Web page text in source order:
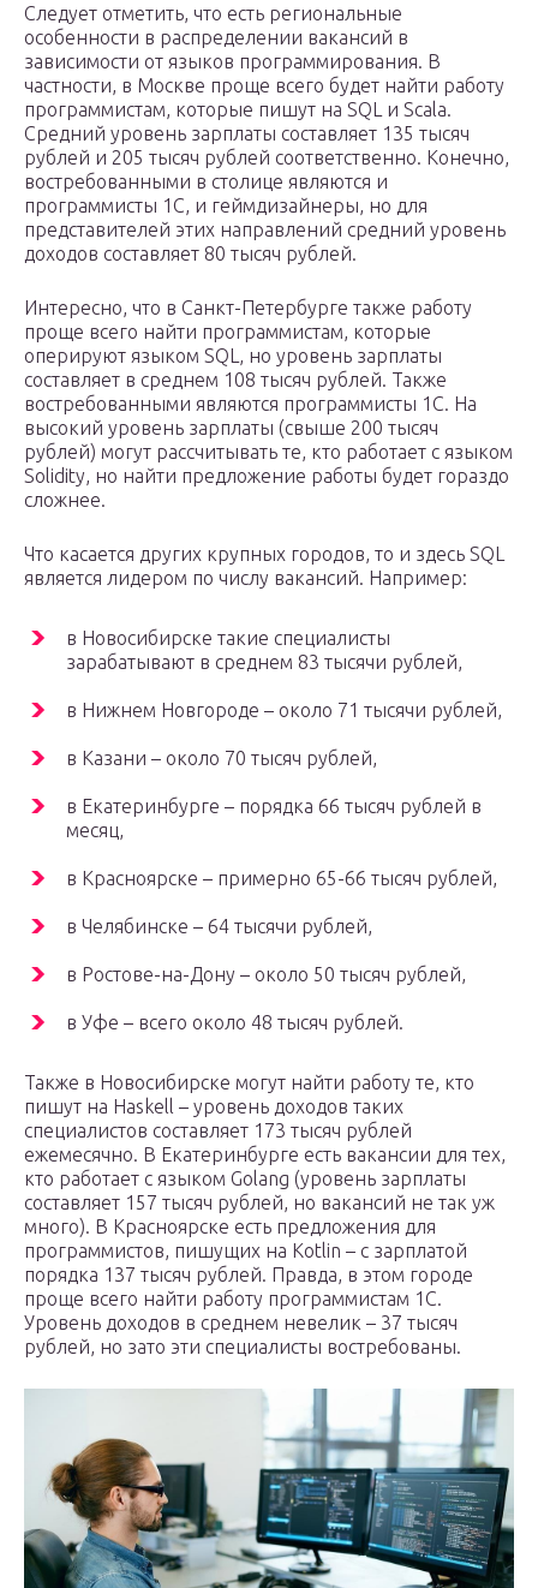
Следует отметить, что есть региональные
особенности в распределении вакансий в
зависимости от языков программирования. В
частности, в Москве проще всего будет найти работу
программистам, которые пишут на SQL и Scala.
Средний уровень зарплаты составляет 135 тысяч
рублей и 205 тысяч рублей соответственно. Конечно,
востребованными в столице являются и
программисты 1С, и геймдизайнеры, но для
представителей этих направлений средний уровень
доходов составляет 80 тысяч рублей.
Интересно, что в Санкт-Петербурге также работу
проще всего найти программистам, которые
оперируют языком SQL, но уровень зарплаты
составляет в среднем 108 тысяч рублей. Также
востребованными являются программисты 1С. На
высокий уровень зарплаты (свыше 200 тысяч
рублей) могут рассчитывать те, кто работает с языком
Solidity, но найти предложение работы будет гораздо
сложнее.
Что касается других крупных городов, то и здесь SQL
является лидером по числу вакансий. Например:
в Новосибирске такие специалисты
зарабатывают в среднем 83 тысячи рублей,
в Нижнем Новгороде – около 71 тысячи рублей,
в Казани – около 70 тысяч рублей,
в Екатеринбурге – порядка 66 тысяч рублей в
месяц,
в Красноярске – примерно 65-66 тысяч рублей,
в Челябинске – 64 тысячи рублей,
в Ростове-на-Дону – около 50 тысяч рублей,
в Уфе – всего около 48 тысяч рублей.
Также в Новосибирске могут найти работу те, кто
пишут на Haskell – уровень доходов таких
специалистов составляет 173 тысяч рублей
ежемесячно. В Екатеринбурге есть вакансии для тех,
кто работает с языком Golang (уровень зарплаты
составляет 157 тысяч рублей, но вакансий не так уж
много). В Красноярске есть предложения для
программистов, пишущих на Kotlin – с зарплатой
порядка 137 тысяч рублей. Правда, в этом городе
проще всего найти работу программистам 1С.
Уровень доходов в среднем невелик – 37 тысяч
рублей, но зато эти специалисты востребованы.